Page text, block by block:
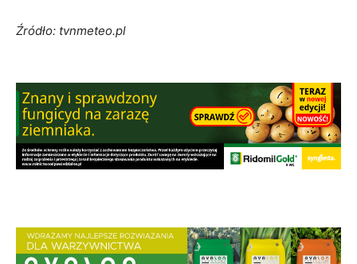
Źródło: tvnmeteo.pl